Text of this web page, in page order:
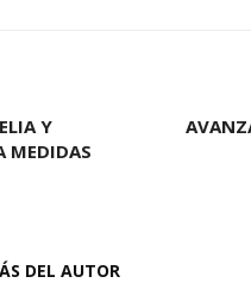
Y
MEDIDAS
DEL AUTOR